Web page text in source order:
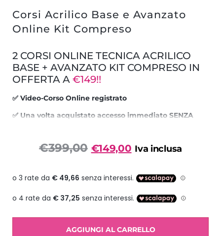
Corsi Acrilico Base e Avanzato
Online Kit Compreso
2 CORSI ONLINE TECNICA ACRILICO
BASE + AVANZATO KIT COMPRESO IN
OFFERTA A €149!!
✅ Video-Corso Online registrato
✅ Una volta acquistato accesso immediato SENZA
✅ Attestato di partecipazione personalizzato
✅ Puoi pagare anche in 3 rate con PAYPAL o SCALA
€399,00 €149,00 Iva inclusa
AGGIUNGI AL CARRELLO